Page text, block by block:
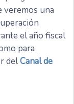
veremos una
el año fiscal
para
delCanal de